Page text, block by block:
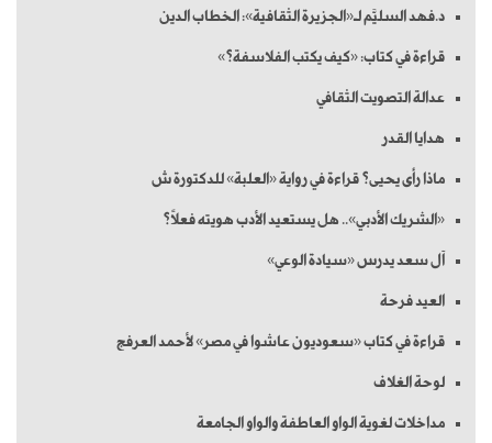
د.فهد السليَّم لـ«الجزيرة الثقافية»: الخطاب الدين
قراءة في كتاب: «كيف يكتب الفلاسفة؟»
عدالة التصويت الثقافي
هدايا القدر
ماذا رأى يحيى؟ قراءة في رواية «العلبة» للدكتورة ش
«الشريك الأدبي».. هل يستعيد الأدب هويته فعلاً؟
آل سعد يدرس «سيادة الوعي»
العيد فرحة
قراءة في كتاب «سعوديون عاشوا في مصر» لأحمد العرفج
لوحة الغلاف
مداخلات لغوية الواو العاطفة والواو الجامعة